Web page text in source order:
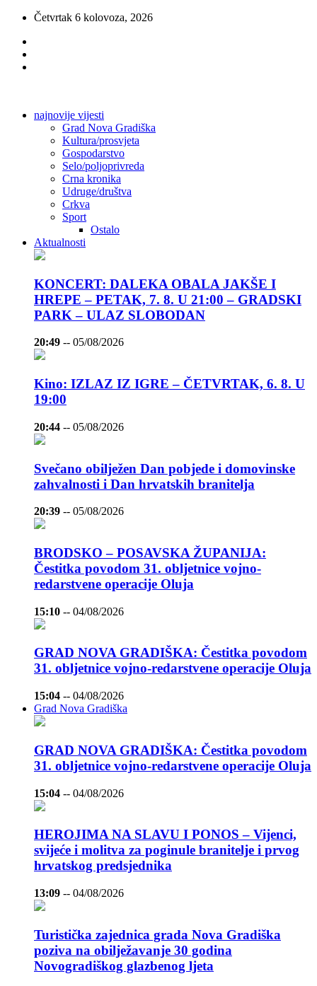
Četvrtak 6 kolovoza, 2026
najnovije vijesti
Grad Nova Gradiška
Kultura/prosvjeta
Gospodarstvo
Selo/poljoprivreda
Crna kronika
Udruge/društva
Crkva
Sport
Ostalo
Aktualnosti
KONCERT: DALEKA OBALA JAKŠE I
HREPE – PETAK, 7. 8. U 21:00 – GRADSKI
PARK – ULAZ SLOBODAN
20:49 -- 05/08/2026
Kino: IZLAZ IZ IGRE – ČETVRTAK, 6. 8. U
19:00
20:44 -- 05/08/2026
Svečano obilježen Dan pobjede i domovinske
zahvalnosti i Dan hrvatskih branitelja
20:39 -- 05/08/2026
BRODSKO – POSAVSKA ŽUPANIJA:
Čestitka povodom 31. obljetnice vojno-
redarstvene operacije Oluja
15:10 -- 04/08/2026
GRAD NOVA GRADIŠKA: Čestitka povodom
31. obljetnice vojno-redarstvene operacije Oluja
15:04 -- 04/08/2026
Grad Nova Gradiška
GRAD NOVA GRADIŠKA: Čestitka povodom
31. obljetnice vojno-redarstvene operacije Oluja
15:04 -- 04/08/2026
HEROJIMA NA SLAVU I PONOS – Vijenci,
svijeće i molitva za poginule branitelje i prvog
hrvatskog predsjednika
13:09 -- 04/08/2026
Turistička zajednica grada Nova Gradiška
poziva na obilježavanje 30 godina
Novogradiškog glazbenog ljeta